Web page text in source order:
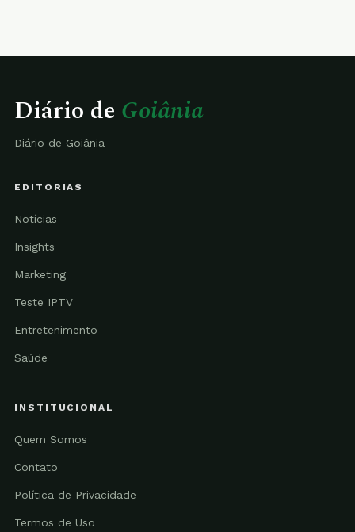
Diário de Goiânia
Diário de Goiânia
EDITORIAS
Notícias
Insights
Marketing
Teste IPTV
Entretenimento
Saúde
INSTITUCIONAL
Quem Somos
Contato
Política de Privacidade
Termos de Uso